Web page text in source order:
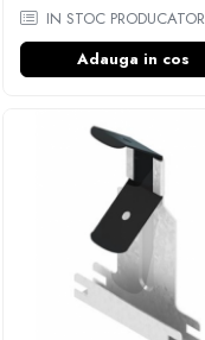
IN STOC PRODUCATOR
Adauga in cos